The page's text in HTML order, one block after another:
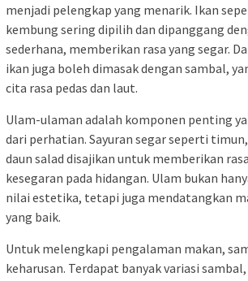
menjadi pelengkap yang menarik. Ikan
kembung sering dipilih dan dipanggang
sederhana, memberikan rasa yang segar.
ikan juga boleh dimasak dengan sambal,
cita rasa pedas dan laut.
Ulam-ulaman adalah komponen penting
dari perhatian. Sayuran segar seperti
daun salad disajikan untuk memberikan
kesegaran pada hidangan. Ulam bukan
nilai estetika, tetapi juga mendatangkan
yang baik.
Untuk melengkapi pengalaman makan,
keharusan. Terdapat banyak variasi